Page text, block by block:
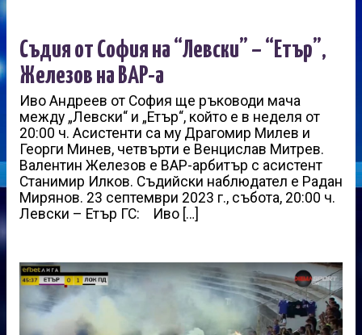
Съдия от София на “Левски” – “Етър”,
Железов на ВАР-а
Иво Андреев от София ще ръководи мача
между „Левски“ и „Етър“, който е в неделя от
20:00 ч. Асистенти са му Драгомир Милев и
Георги Минев, четвърти е Венцислав Митрев.
Валентин Железов е ВАР-арбитър с асистент
Станимир Илков. Съдийски наблюдател е Радан
Мирянов. 23 септември 2023 г., събота, 20:00 ч.
Левски – Етър ГС: Иво […]